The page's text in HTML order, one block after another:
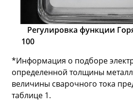
Регулировка функции
100
*Информация о подборе
определенной толщины
величины сварочного тока
таблице 1.